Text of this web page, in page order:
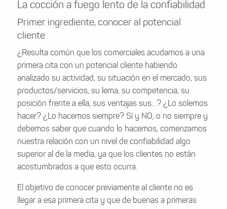
La cocción a fuego lento de la confiabilidad
Primer ingrediente, conocer al potencial
cliente.
¿Resulta común que los comerciales acudamos a una
primera cita con un potencial cliente habiendo
analizado su actividad, su situación en el mercado, sus
productos/servicios, su lema, su competencia, su
posición frente a ella, sus ventajas sus…? ¿Lo solemos
hacer? ¿Lo hacemos siempre? Sí y NO, o no siempre y
debemos saber que cuando lo hacemos, comenzamos
nuestra relación con un nivel de confiabilidad algo
superior al de la media, ya que los clientes no están
acostumbrados a que esto ocurra.
El objetivo de conocer previamente al cliente no es
llegar a esa primera cita y que de buenas a primeras